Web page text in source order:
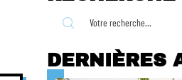
DERNIÈRES